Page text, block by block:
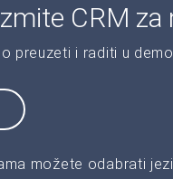
CRM
preuzeti i raditi u
možete odabrati